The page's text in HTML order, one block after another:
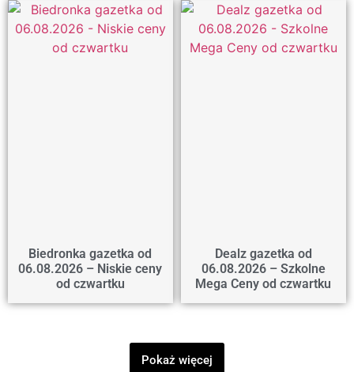
Biedronka gazetka od
06.08.2026 – Niskie ceny
od czwartku
Dealz gazetka od
06.08.2026 – Szkolne
Mega Ceny od czwartku
Pokaż więcej